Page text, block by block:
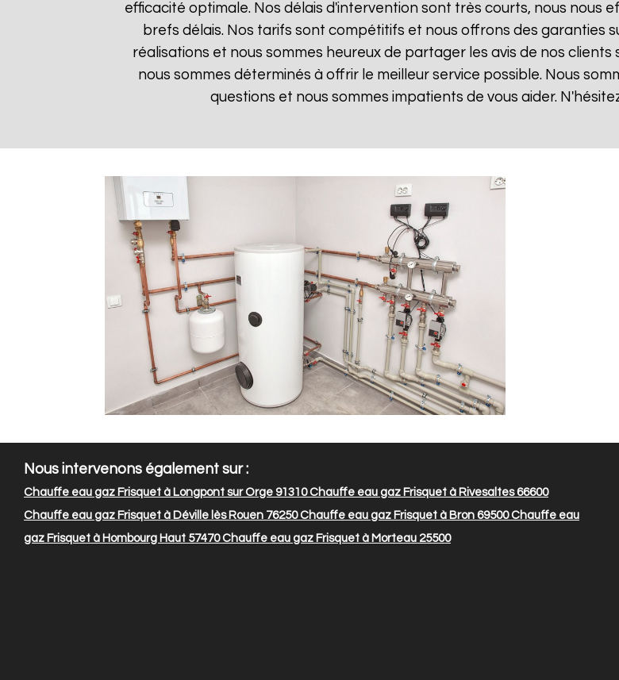
efficacité optimale. Nos délais d'intervention sont très courts, nous nous
brefs délais. Nos tarifs sont compétitifs et nous offrons des garanties
réalisations et nous sommes heureux de partager les avis de nos clients
nous sommes déterminés à offrir le meilleur service possible. Nous
questions et nous sommes impatients de vous aider.
Nous intervenons également sur :
Chauffe eau gaz Frisquet à Longpont sur Orge 91310Chauffe eau gaz Frisquet à Rivesaltes 66600
Chauffe eau gaz Frisquet à Déville lès Rouen 76250Chauffe eau gaz Frisquet à Bron 69500Chauffe eau
gaz Frisquet à Hombourg Haut 57470Chauffe eau gaz Frisquet à Morteau 25500